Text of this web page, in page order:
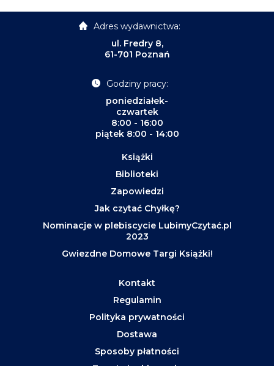
Adres wydawnictwa:
ul. Fredry 8,
61-701 Poznań
Godziny pracy:
poniedziałek-
czwartek
8:00 - 16:00
piątek 8:00 - 14:00
Książki
Biblioteki
Zapowiedzi
Jak czytać Chyłkę?
Nominacje w plebiscycie LubimyCzytać.pl
2023
Gwiezdne Domowe Targi Książki!
Kontakt
Regulamin
Polityka prywatności
Dostawa
Sposoby płatności